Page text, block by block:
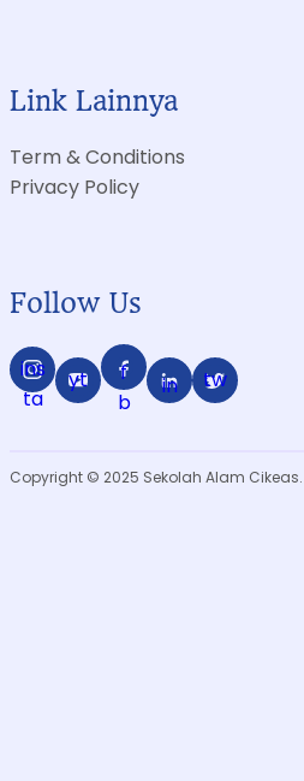
Link Lainnya
Term & Conditions
Privacy Policy
Follow Us
ins
ta
yt
f
b
in tw
Copyright © 2025 Sekolah Alam Cikeas.